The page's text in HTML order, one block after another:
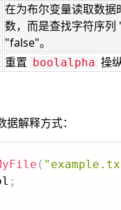
在为布尔变量读取数据
数，而是查找字符序
"false"。
重置 boolalpha 操
解释方式：
(
;